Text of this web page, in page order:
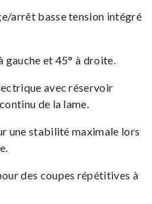
arrêt basse tension intégré
gauche et 45° à droite.
avec réservoir
de la lame.
une stabilité maximale lors
des coupes répétitives à